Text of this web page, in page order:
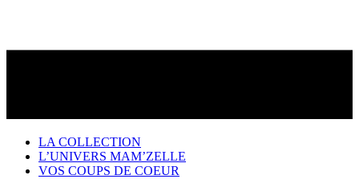
LA COLLECTION
L’UNIVERS MAM’ZELLE
VOS COUPS DE COEUR